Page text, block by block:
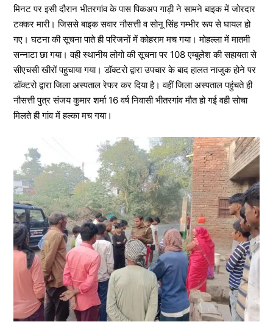
मिनट पर इसी दौरान भीतरगांव के पास पिकअप गाड़ी ने सामने बाइक में जोरदार
टक्कर मारी। जिससे बाइक सवार नौसत्ती व सोनू सिंह गम्भीर रूप से घायल हो
गए। घटना की सूचना पाते ही परिजनों में कोहराम मच गया। मोहल्ला में मातमी
सन्नाटा छा गया। वही स्थानीय लोगो की सूचना पर 108 एम्बुलेश की सहायता से
सीएचसी खीरों पहुचाया गया। डॉक्टरो द्वारा उपचार के बाद हालत नाजुक होने पर
डॉक्टरो द्वारा जिला अस्पताल रेफर कर दिया है। वहीं जिला अस्पताल पहुंचते ही
नौसत्ती पुत्र संजय कुमार शर्मा 16 वर्ष निवासी भीतरगांव मौत हो गई वही सोचा
मिलते ही गांव में हल्का मच गया।